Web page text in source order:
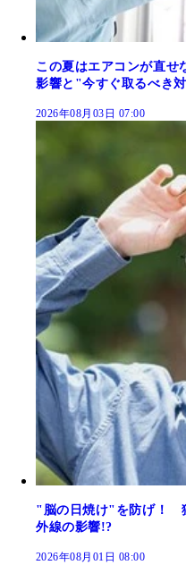
この夏はエアコンが直
影響と"今すぐ取るべき
2026年08月03日 07:00
"脳の日焼け"を防げ！
外線の影響!?
2026年08月01日 08:00